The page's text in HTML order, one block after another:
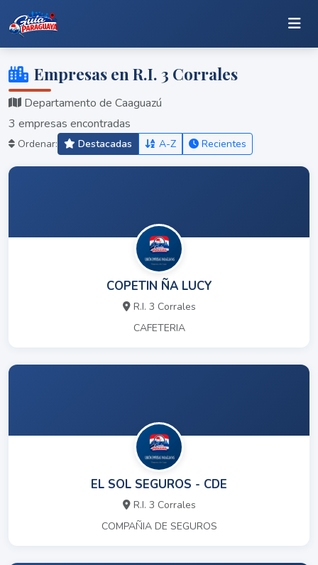
Empresas en R.I. 3 Corrales
Departamento de Caaguazú
3 empresas encontradas
Ordenar: Destacadas A-Z Recientes
COPETIN ÑA LUCY
R.I. 3 Corrales
CAFETERIA
EL SOL SEGUROS - CDE
R.I. 3 Corrales
COMPAÑIA DE SEGUROS